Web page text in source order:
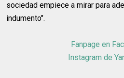
sociedad empiece a mirar para
indumento".
Fanpage en
Instagram de